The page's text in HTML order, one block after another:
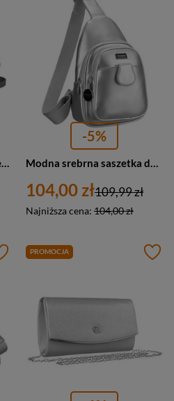
Torebka ze skóry naturalnej damska Barberini's 998/1-46 listonoszka mała ciemnosrebrna
-5%
Modna srebrna saszetka damska z eko skóry nerka na ramię crossbody Peterson
104,00 zł
Najniższa cena: 104,00 zł
109,99 zł
PROMOCJA